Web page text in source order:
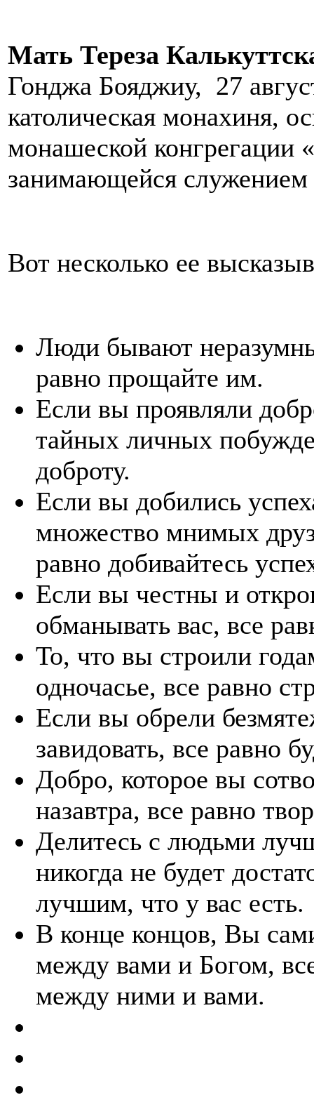
Мать Тереза
Гонджа Бояджиу, 27
католическая монахиня,
монашеской
занимающейся
Вот несколько ее
Люди бывают
равно прощайте им.
Если вы проявляли
тайных личных
доброту.
Если вы добились
множество мнимых
равно добивайтесь
Если вы честны и
обманывать вас, все
То, что вы строили
одночасье, все равно
Если вы обрели
завидовать, все равно
Добро, которое вы
назавтра, все равно
Делитесь с людьми
никогда не будет
лучшим, что у вас есть.
В конце концов, Вы
между вами и Богом,
между ними и вами.